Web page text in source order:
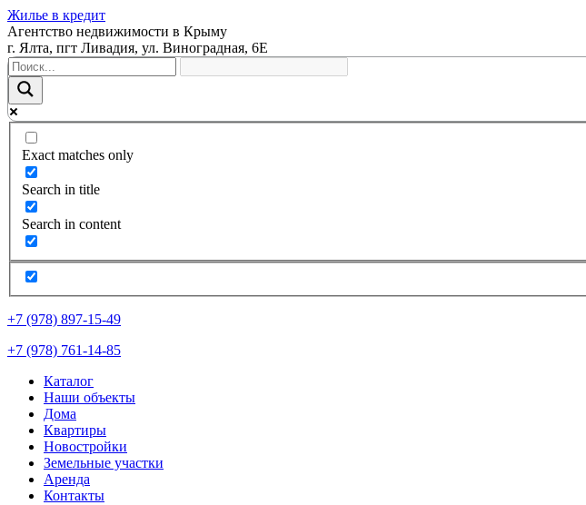
Жилье в кредит
Агентство недвижимости в Крыму
г. Ялта, пгт Ливадия, ул. Виноградная, 6Е
Exact matches only
Search in title
Search in content
+7 (978) 897-15-49
+7 (978) 761-14-85
Каталог
Наши объекты
Дома
Квартиры
Новостройки
Земельные участки
Аренда
Контакты